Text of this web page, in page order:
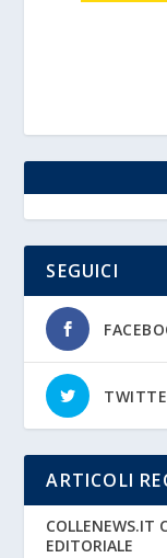
SEGUICI
ARTICOLI
COLLENEWS.IT
EDITORIALE